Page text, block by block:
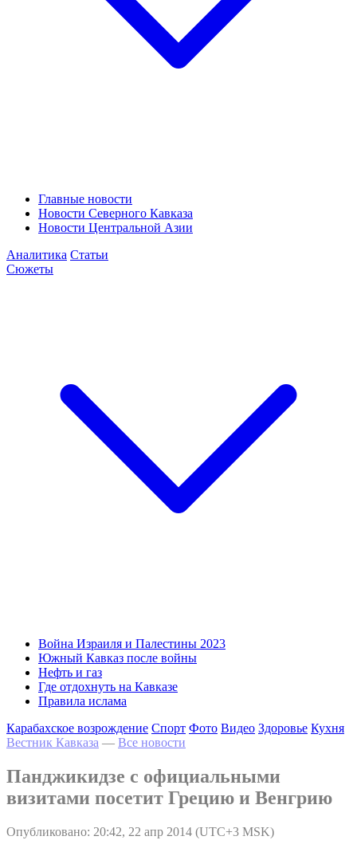
Главные новости
Новости Северного Кавказа
Новости Центральной Азии
Аналитика Статьи
Сюжеты
Война Израиля и Палестины 2023
Южный Кавказ после войны
Нефть и газ
Где отдохнуть на Кавказе
Правила ислама
Карабахское возрождение Спорт Фото Видео Здоровье Кухня
Вестник Кавказа — Все новости
Панджикидзе с официальными
визитами посетит Грецию и Венгрию
Опубликовано: 20:42, 22 апр 2014 (UTC+3 MSK)